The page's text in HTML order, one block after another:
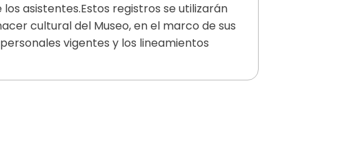
asistentes.Estos registros se utilizarán
cultural del Museo, en el marco de sus
vigentes y los lineamientos